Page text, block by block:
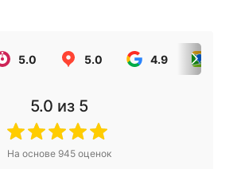
5.0 5.0 4.9
5.0 из 5
На основе 945оценок